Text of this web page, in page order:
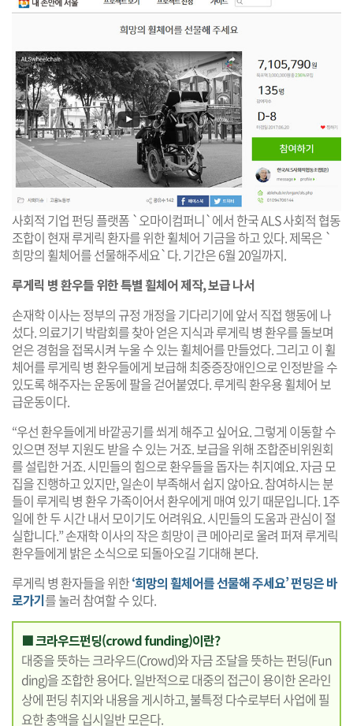
사회적 기업 펀딩 플랫폼 `오마이컴퍼니`에서 한국 ALS 사회적 협동
조합이 현재 루게릭 환자를 위한 휠체어 기금을 하고 있다. 제목은 `
희망의 휠체어를 선물해주세요`다. 기간은 6월 20일까지.
루게릭 병 환우들 위한 특별 휠체어 제작, 보급 나서
손재학 이사는 정부의 규정 개정을 기다리기에 앞서 직접 행동에 나
섰다. 의료기기 박람회를 찾아 얻은 지식과 루게릭 병 환우를 돌보며
얻은 경험을 접목시켜 누울 수 있는 휠체어를 만들었다. 그리고 이 휠
체어를 루게릭 병 환우들에게 보급해 최중증장애인으로 인정받을 수
있도록 해주자는 운동에 팔을 걷어붙였다. 루게릭 환우용 휠체어 보
급운동이다.
“우선 환우들에게 바깥공기를 쐬게 해주고 싶어요. 그렇게 이동할 수
있으면 정부 지원도 받을 수 있는 거죠. 보급을 위해 조합준비위원회
를 설립한 거죠. 시민들의 힘으로 환우들을 돕자는 취지예요. 자금 모
집을 진행하고 있지만, 일손이 부족해서 쉽지 않아요. 참여하시는 분
들이 루게릭 병 환우 가족이어서 환우에게 매여 있기 때문입니다. 1주
일에 한 두 시간 내서 모이기도 어려워요. 시민들의 도움과 관심이 절
실합니다.” 손재학 이사의 작은 희망이 큰 메아리로 울려 퍼져 루게릭
환우들에게 밝은 소식으로 되돌아오길 기대해 본다.
루게릭 병 환자들을 위한‘희망의 휠체어를 선물해 주세요’ 펀딩은 바
로가기를 눌러 참여할 수 있다.
■ 크라우드펀딩(crowd funding)이란?
대중을 뜻하는 크라우드(Crowd)와 자금 조달을 뜻하는 펀딩(Fun
ding)을 조합한 용어다. 일반적으로 대중의 접근이 용이한 온라인
상에 펀딩 취지와 내용을 게시하고, 불특정 다수로부터 사업에 필
요한 총액을 십시일반 모은다.